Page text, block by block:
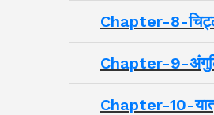
Chapter-8-
Chapter-9-
Chapter-10-